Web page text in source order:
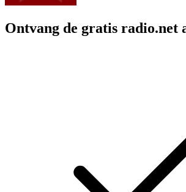
Ontvang de gratis radio.net